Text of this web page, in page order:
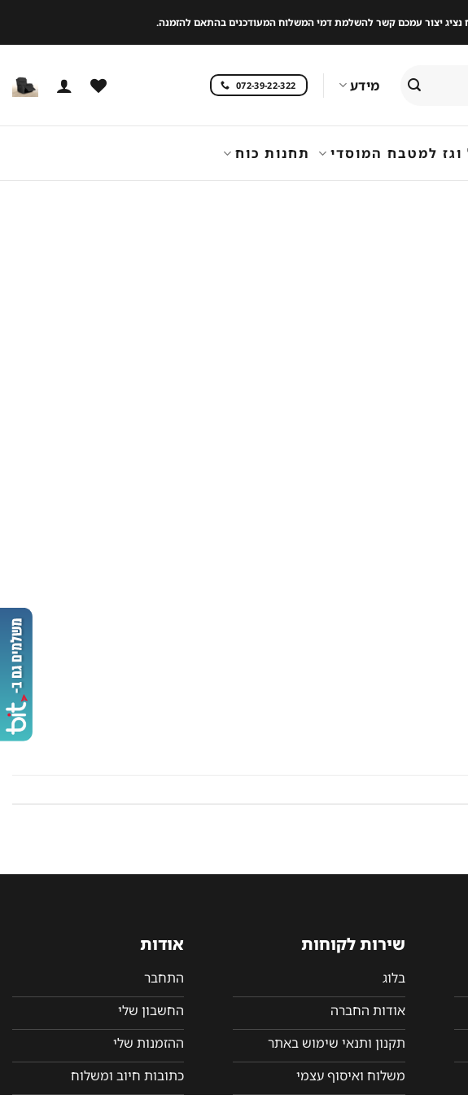
נציג יצור עמכם קשר להשלמת דמי המשלוח המעודכנים בהתאם להזמנה.
מידע 072-39-22-322
למטבח המוסדי תחנות כוח
שירות לקוחות
בלוג
אודות החברה
תקנון ותנאי שימוש באתר
משלוח ואיסוף עצמי
אודות
התחבר
החשבון שלי
ההזמנות שלי
כתובות חיוב ומשלוח